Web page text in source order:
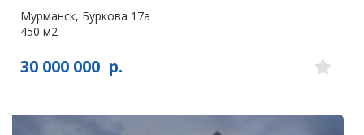
Мурманск, Буркова 17а
450 м2
30 000 000 р.